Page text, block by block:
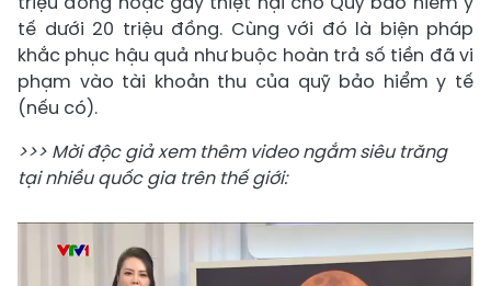
tế dưới 20 triệu đồng. Cùng với đó là biện pháp
khắc phục hậu quả như buộc hoàn trả số tiền đã vi
phạm vào tài khoản thu của quỹ bảo hiểm y tế
(nếu có).
>>> Mời độc giả xem thêm video ngắm siêu trăng
tại nhiều quốc gia trên thế giới: